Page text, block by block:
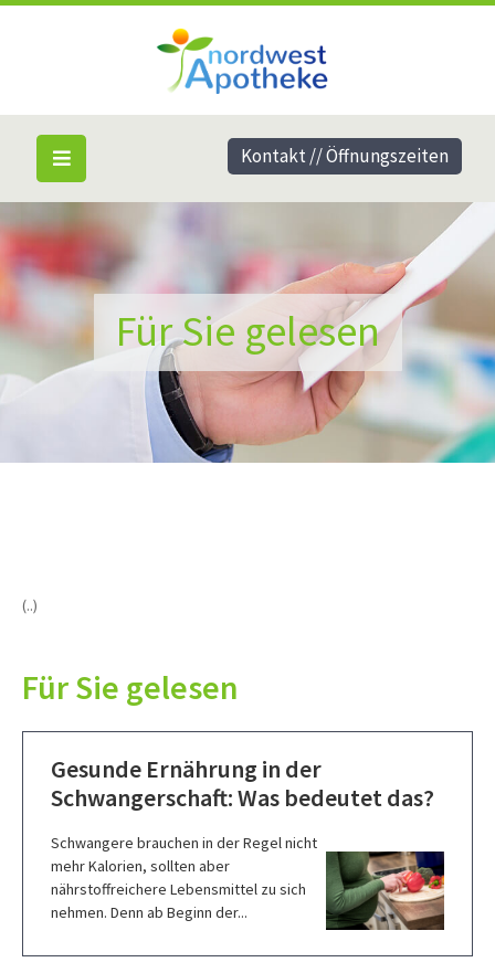
Für Sie gelesen
(..)
Für Sie gelesen
Gesunde Ernährung in der
Schwangerschaft: Was bedeutet das?
Schwangere brauchen in der Regel nicht
mehr Kalorien, sollten aber
nährstoffreichere Lebensmittel zu sich
nehmen. Denn ab Beginn der...
Kontakt // Öffnungszeiten